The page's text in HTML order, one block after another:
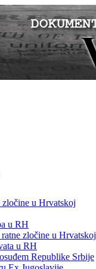
zločine u Hrvatskoj
u RH
ratne zločine u Hrvatskoj
u RH
Republike Srbije